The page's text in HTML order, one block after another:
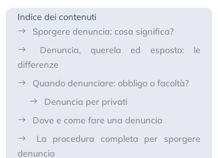
Indice dei contenuti
Sporgere denuncia: cosa significa?
Denuncia, querela ed esposto: le
differenze
Quando denunciare: obbligo o facoltà?
Denuncia per privati
Dove e come fare una denuncia
La procedura completa per sporgere
denuncia